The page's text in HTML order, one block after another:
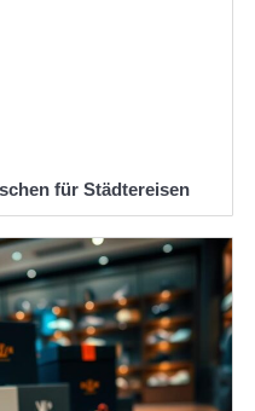
für Städtereisen